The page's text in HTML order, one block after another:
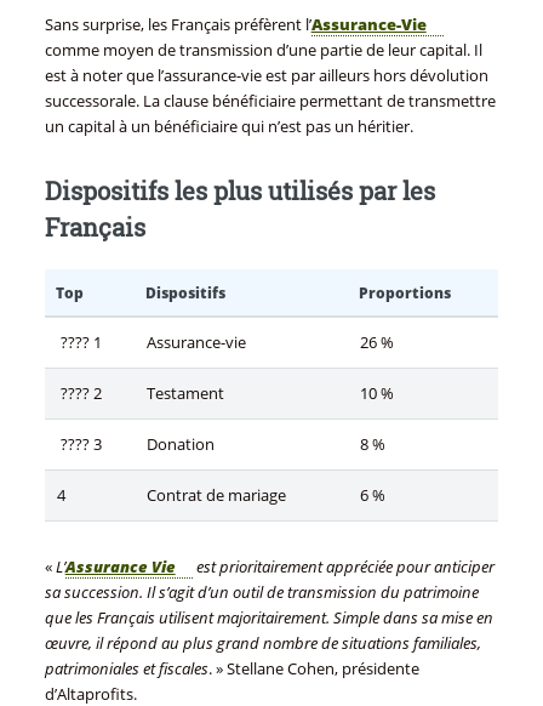
Sans surprise, les Français préfèrent l’Assurance-Vie
comme moyen de transmission d’une partie de leur capital. Il
est à noter que l’assurance-vie est par ailleurs hors dévolution
successorale. La clause bénéficiaire permettant de transmettre
un capital à un bénéficiaire qui n’est pas un héritier.
Dispositifs les plus utilisés par les
Français
Top Dispositifs Proportions
???? 1 Assurance-vie 26 %
???? 2 Testament 10 %
???? 3 Donation 8 %
4 Contrat de mariage 6 %
«L’Assurance Vie
est prioritairement appréciée pour anticiper
sa succession. Il s’agit d’un outil de transmission du patrimoine
que les Français utilisent majoritairement. Simple dans sa mise en
œuvre, il répond au plus grand nombre de situations familiales,
patrimoniales et fiscales. » Stellane Cohen, présidente
d’Altaprofits.